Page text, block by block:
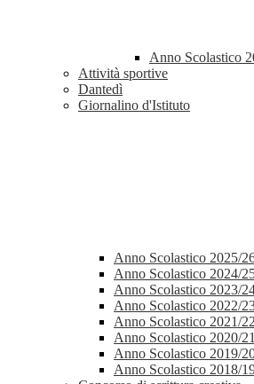
Anno Scolastico
Attività sportive
Dantedì
Giornalino d'Istituto
Anno Scolastico 2025/
Anno Scolastico 2024/
Anno Scolastico 2023/
Anno Scolastico 2022/
Anno Scolastico 2021/22
Anno Scolastico 2020/21
Anno Scolastico 2019/
Anno Scolastico 2018/